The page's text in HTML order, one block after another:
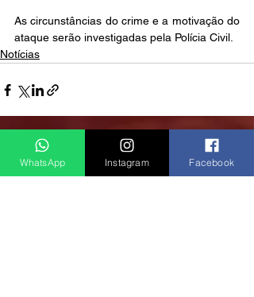
As circunstâncias do crime e a motivação do
ataque serão investigadas pela Polícia Civil.
Notícias
Posts recentes Ver tudo
WhatsApp Instagram Facebook